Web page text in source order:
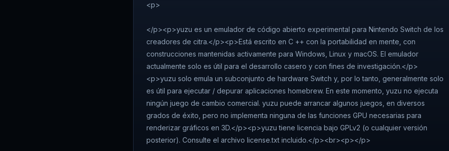
<p>
</p><p>yuzu es un emulador de código abierto experimental para Nintendo Switch de los
creadores de citra.</p><p>Está escrito en C ++ con la portabilidad en mente, con
construcciones mantenidas activamente para Windows, Linux y macOS. El emulador
actualmente solo es útil para el desarrollo casero y con fines de investigación.</p>
<p>yuzu solo emula un subconjunto de hardware Switch y, por lo tanto, generalmente solo
es útil para ejecutar / depurar aplicaciones homebrew. En este momento, yuzu no ejecuta
ningún juego de cambio comercial. yuzu puede arrancar algunos juegos, en diversos
grados de éxito, pero no implementa ninguna de las funciones GPU necesarias para
renderizar gráficos en 3D.</p><p>yuzu tiene licencia bajo GPLv2 (o cualquier versión
posterior). Consulte el archivo license.txt incluido.</p><br><p></p>